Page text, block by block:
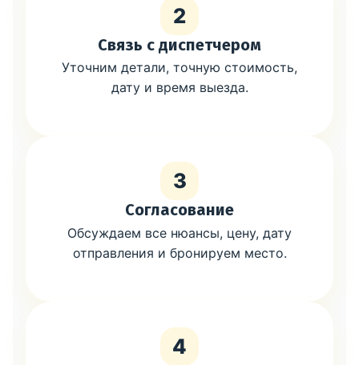
2
Связь с диспетчером
Уточним детали, точную стоимость,
дату и время выезда.
3
Согласование
Обсуждаем все нюансы, цену, дату
отправления и бронируем место.
4